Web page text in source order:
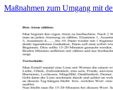
Maßnahmen zum Umgang mit